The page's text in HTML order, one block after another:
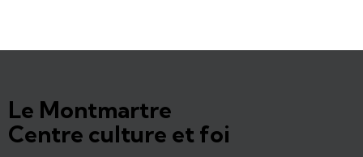
Le Montmartre
Centre culture et foi